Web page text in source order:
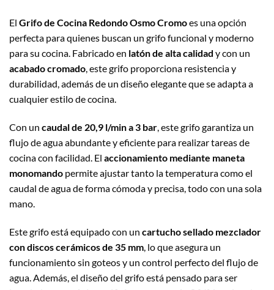
El Grifo de Cocina Redondo Osmo Cromoes una opción
perfecta para quienes buscan un grifo funcional y moderno
para su cocina. Fabricado en latón de alta calidad y con un
acabado cromado, este grifo proporciona resistencia y
durabilidad, además de un diseño elegante que se adapta a
cualquier estilo de cocina.
Con un caudal de 20,9 l/min a 3 bar, este grifo garantiza un
flujo de agua abundante y eficiente para realizar tareas de
cocina con facilidad. El accionamiento mediante maneta
monomando permite ajustar tanto la temperatura como el
caudal de agua de forma cómoda y precisa, todo con una sola
mano.
Este grifo está equipado con un cartucho sellado mezclador
con discos cerámicos de 35 mm , lo que asegura un
funcionamiento sin goteos y un control perfecto del flujo de
agua. Además, el diseño del grifo está pensado para ser